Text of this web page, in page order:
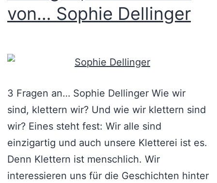
von… Sophie Dellinger
3 Fragen an… Sophie Dellinger Wie wir
sind, klettern wir? Und wie wir klettern sind
wir? Eines steht fest: Wir alle sind
einzigartig und auch unsere Kletterei ist es.
Denn Klettern ist menschlich. Wir
interessieren uns für die Geschichten hinter